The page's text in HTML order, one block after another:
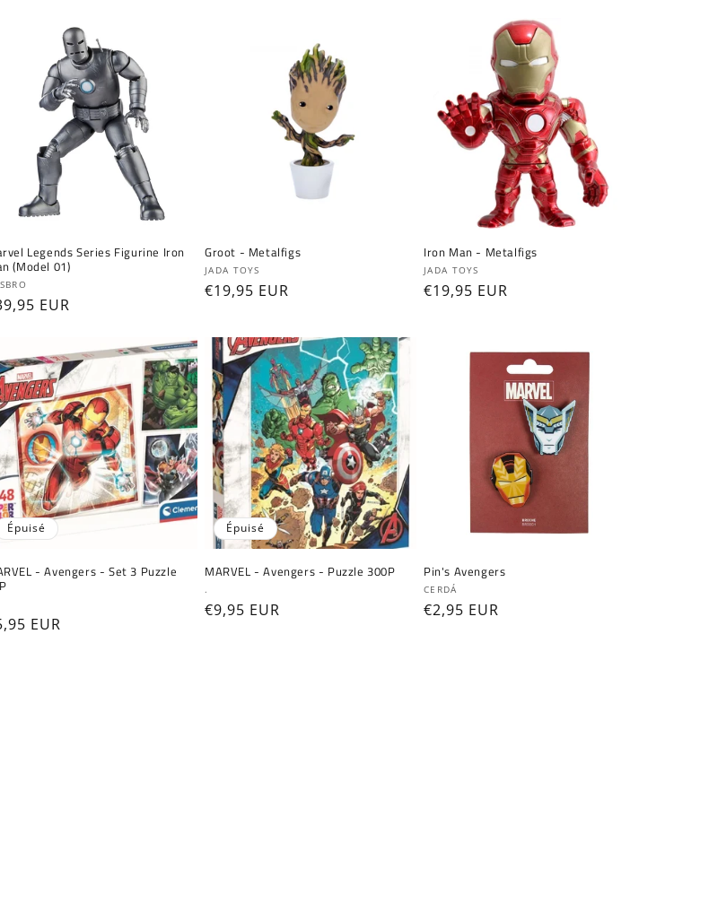
Legends Series Figurine Iron
(Model 01)
:
EUR
Groot - Metalfigs
Fournisseur :
JADA TOYS
Prix
€19,95 EUR
Iron Man - Metalfigs
Fournisseur :
JADA TOYS
Prix
€19,95 EUR
Épuisé
- Avengers - Set 3 Puzzle
:
EUR
Épuisé
MARVEL - Avengers - Puzzle 300P
Fournisseur :
.
Prix
€9,95 EUR
Pin's Avengers
Fournisseur :
CERDÁ
Prix
€2,95 EUR
requise
à votre compte pour ajouter des
liste de souhaits et afficher vos
enregistrés.
Se connecter